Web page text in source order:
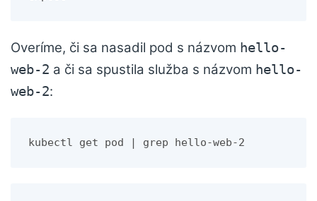
Overíme, či sa nasadil pod s názvom hello-
web-2 a či sa spustila služba s názvom hello-
web-2:
kubectl get pod | grep hello-web-2